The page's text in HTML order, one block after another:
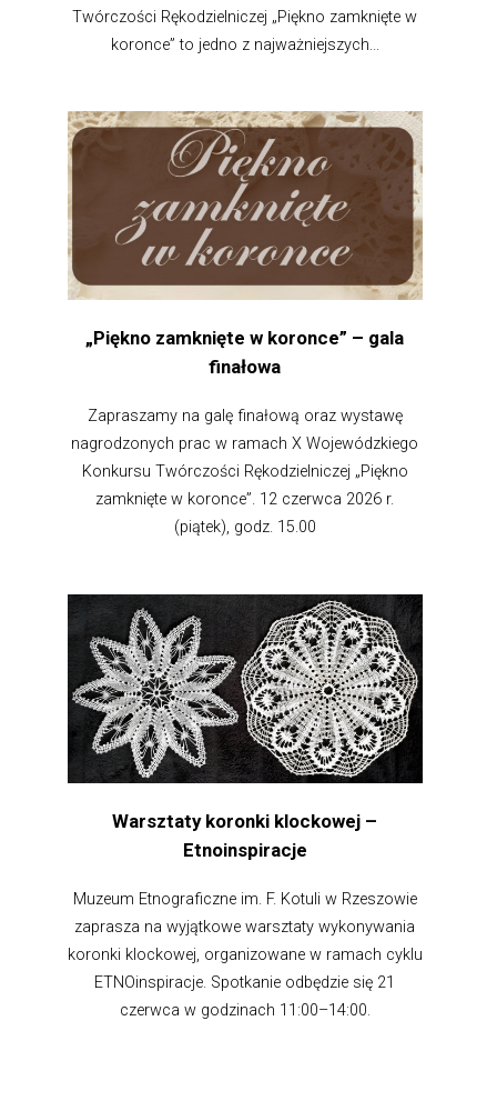
Twórczości Rękodzielniczej „Piękno zamknięte w
koronce” to jedno z najważniejszych...
„Piękno zamknięte w koronce” – gala
finałowa
Zapraszamy na galę finałową oraz wystawę
nagrodzonych prac w ramach X Wojewódzkiego
Konkursu Twórczości Rękodzielniczej „Piękno
zamknięte w koronce”. 12 czerwca 2026 r.
(piątek), godz. 15.00
Warsztaty koronki klockowej –
Etnoinspiracje
Muzeum Etnograficzne im. F. Kotuli w Rzeszowie
zaprasza na wyjątkowe warsztaty wykonywania
koronki klockowej, organizowane w ramach cyklu
ETNOinspiracje. Spotkanie odbędzie się 21
czerwca w godzinach 11:00–14:00.